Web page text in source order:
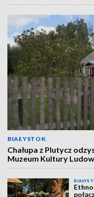
BIAŁYSTOK
Chałupa z Plutycz
Muzeum Kultury